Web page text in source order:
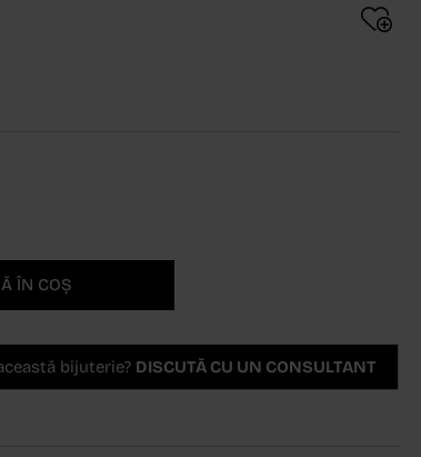
ÎN COȘ
bijuterie? DISCUTĂ CU UN CONSULTANT